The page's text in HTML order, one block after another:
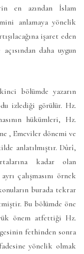
en azından İslam
anlamaya yönelik
işaret eden
daha uygun
bölümde yazarın
izlediği görülür. Hz.
hükümleri, Hz.
, Emeviler dönemi ve
anlatılmıştır. Dûrî,
kadar olan
çalışmasını örnek
burada tekrar
Bu bölümde öne
önem atfettiği Hz.
fethinden sonra
yönelik olmak